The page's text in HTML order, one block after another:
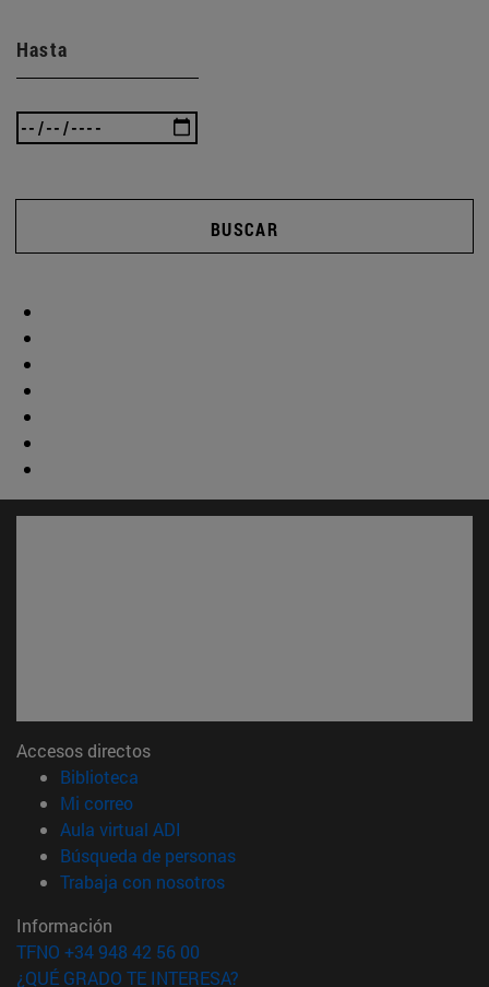
Hasta
BUSCAR
Accesos directos
Biblioteca
Mi correo(abre en nueva ventana)
Aula virtual ADI
Búsqueda de personas(abre en nueva ventana)
Trabaja con nosotros(abre en nueva ventana)
Información
TFNO +34 948 42 56 00
¿QUÉ GRADO TE INTERESA?